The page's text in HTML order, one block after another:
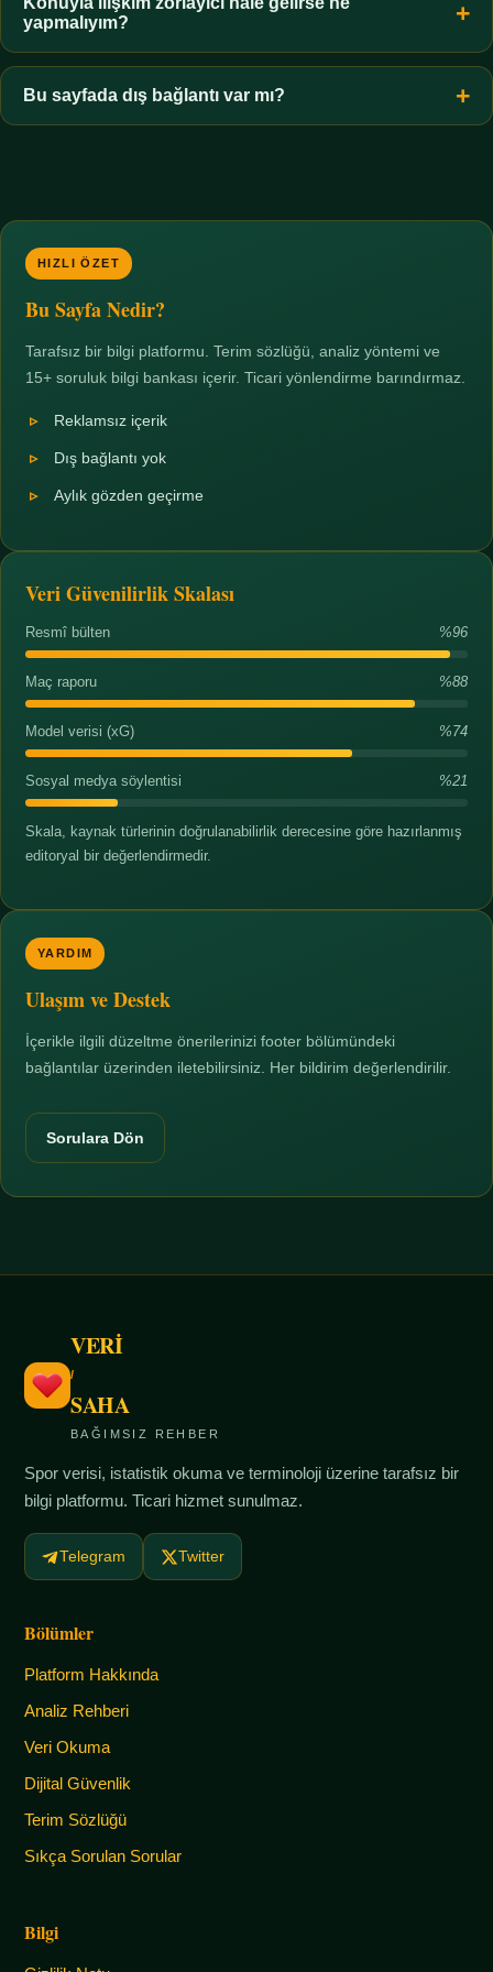
zorunluluktur.
yapmalıyım?
Zaman sınırı koyun, harcadığınız süreyi ölçün ve gerekirse
profesyonel destek alın. Türkiye'de ücretsiz danışma hatları
mevcuttur; yardım istemek güçlü bir adımdır.
Bu sayfada dış bağlantı var mı?
HIZLI ÖZET
Bu Sayfa Nedir?
Tarafsız bir bilgi platformu. Terim sözlüğü, analiz yöntemi ve
15+ soruluk bilgi bankası içerir. Ticari yönlendirme barındırmaz.
Reklamsız içerik
Dış bağlantı yok
Aylık gözden geçirme
Veri Güvenilirlik Skalası
Resmî bülten %96
Maç raporu %88
Model verisi (xG) %74
Sosyal medya söylentisi %21
Skala, kaynak türlerinin doğrulanabilirlik derecesine göre hazırlanmış
editoryal bir değerlendirmedir.
YARDIM
Ulaşım ve Destek
İçerikle ilgili düzeltme önerilerinizi footer bölümündeki
bağlantılar üzerinden iletebilirsiniz. Her bildirim değerlendirilir.
Sorulara Dön
VERİ
/
SAHA
BAĞIMSIZ REHBER
Spor verisi, istatistik okuma ve terminoloji üzerine tarafsız bir
bilgi platformu. Ticari hizmet sunulmaz.
Telegram Twitter
Bölümler
Platform Hakkında
Analiz Rehberi
Veri Okuma
Dijital Güvenlik
Terim Sözlüğü
Sıkça Sorulan Sorular
Bilgi